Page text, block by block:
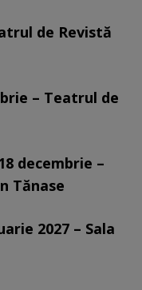
de Revistă
– Teatrul de
decembrie –
Tănase
2027 – Sala